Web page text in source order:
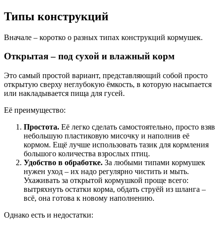
Типы конструкций
Вначале – коротко о разных типах конструкций кормушек.
Открытая – под сухой и влажный корм
Это самый простой вариант, представляющий собой просто
открытую сверху неглубокую ёмкость, в которую насыпается
или накладывается пища для гусей.
Её преимущество:
Простота. Её легко сделать самостоятельно, просто взяв
небольшую пластиковую мисочку и наполнив её
кормом. Ещё лучше использовать тазик для кормления
большого количества взрослых птиц.
Удобство в обработке. За любыми типами кормушек
нужен уход – их надо регулярно чистить и мыть.
Ухаживать за открытой кормушкой проще всего:
вытряхнуть остатки корма, обдать струёй из шланга –
всё, она готова к новому наполнению.
Однако есть и недостатки: